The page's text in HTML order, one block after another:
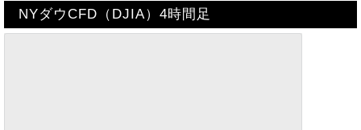
NYダウCFD（DJIA）4時間足